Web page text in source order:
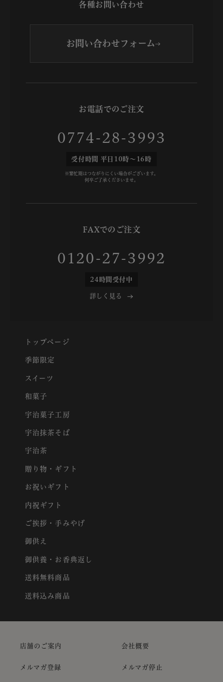
各種お問い合わせ
お問い合わせフォーム
お電話でのご注文
0774-28-3993
受付時間 平日10時～16時
※繁忙期はつながりにくい場合がございます。
何卒ご了承くださいませ。
FAXでのご注文
0120-27-3992
24時間受付中
詳しく見る
トップページ
季節限定
スイーツ
和菓子
宇治菓子工房
宇治抹茶そば
宇治茶
贈り物・ギフト
お祝いギフト
内祝ギフト
ご挨拶・手みやげ
御供え
御供養・お香典返し
送料無料商品
送料込み商品
店舗のご案内 会社概要
メルマガ登録 メルマガ停止